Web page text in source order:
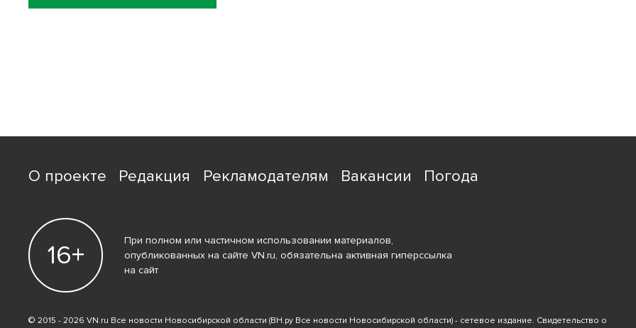
О проекте Редакция Рекламодателям Вакансии Погода
16+
При полном или частичном использовании материалов,
опубликованных на сайте VN.ru, обязательна активная гиперссылка
на сайт
© 2015 - 2026 VN.ru Все новости Новосибирской области (ВН.ру Все новости Новосибирской области) - сетевое издание. Свидетельство о